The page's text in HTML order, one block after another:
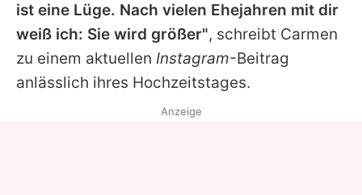
ist eine Lüge. Nach vielen Ehejahren mit dir
weiß ich: Sie wird größer", schreibt Carmen
zu einem aktuellen Instagram-Beitrag
anlässlich ihres Hochzeitstages.
Anzeige